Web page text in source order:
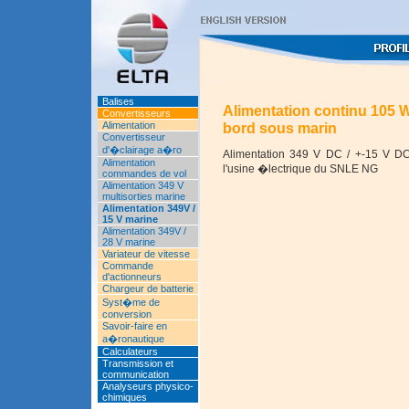
Balises
Convertisseurs
Alimentation
Convertisseur
d'�clairage a�ro
Alimentation
commandes de vol
Alimentation 349 V
multisorties marine
Alimentation 349V /
15 V marine
Alimentation 349V /
28 V marine
Variateur de vitesse
Commande
d'actionneurs
Chargeur de batterie
Syst�me de
conversion
Savoir-faire en
a�ronautique
Calculateurs
Transmission et
communication
Analyseurs physico-
chimiques
Alimentation continu 105
bord sous marin
Alimentation 349 V DC / +-15 V
l'usine �lectrique du SNLE NG